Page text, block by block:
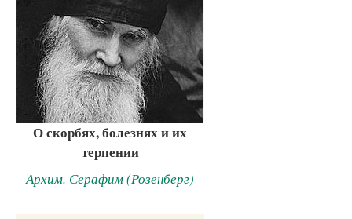
О скорбях, болезнях и их
терпении
Архим. Серафим (Розенберг)